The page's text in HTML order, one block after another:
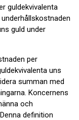
guldekvivalenta
guld under
per
uns
summan med
Koncernens
och
definition